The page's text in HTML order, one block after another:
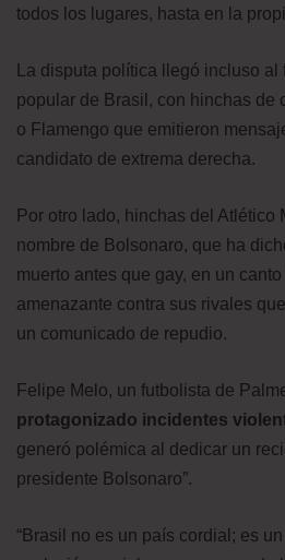
todos los lugares, hasta en la
La disputa política llegó incluso
popular de Brasil, con hinchas de
o Flamengo que emitieron
candidato de extrema derecha.
Por otro lado, hinchas del Atlético
nombre de Bolsonaro, que ha
muerto antes que gay, en un
amenazante contra sus rivales
un comunicado de repudio.
Felipe Melo, un futbolista de
protagonizado incidentes
generó polémica al dedicar un
presidente Bolsonaro”.
“Brasil no es un país cordial; es